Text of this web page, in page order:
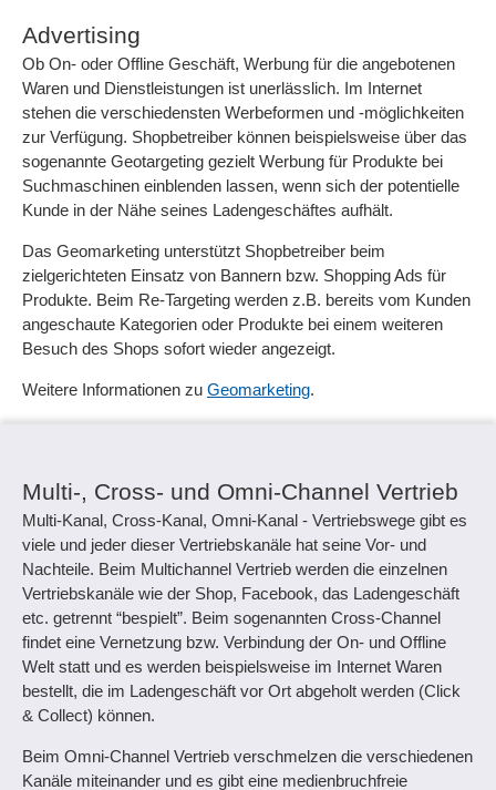
Advertising
Ob On- oder Offline Geschäft, Werbung für die angebotenen
Waren und Dienstleistungen ist unerlässlich. Im Internet
stehen die verschiedensten Werbeformen und -möglichkeiten
zur Verfügung. Shopbetreiber können beispielsweise über das
sogenannte Geotargeting gezielt Werbung für Produkte bei
Suchmaschinen einblenden lassen, wenn sich der potentielle
Kunde in der Nähe seines Ladengeschäftes aufhält.
Das Geomarketing unterstützt Shopbetreiber beim
zielgerichteten Einsatz von Bannern bzw. Shopping Ads für
Produkte. Beim Re-Targeting werden z.B. bereits vom Kunden
angeschaute Kategorien oder Produkte bei einem weiteren
Besuch des Shops sofort wieder angezeigt.
Weitere Informationen zu Geomarketing.
Multi-, Cross- und Omni-Channel Vertrieb
Multi-Kanal, Cross-Kanal, Omni-Kanal - Vertriebswege gibt es
viele und jeder dieser Vertriebskanäle hat seine Vor- und
Nachteile. Beim Multichannel Vertrieb werden die einzelnen
Vertriebskanäle wie der Shop, Facebook, das Ladengeschäft
etc. getrennt “bespielt”. Beim sogenannten Cross-Channel
findet eine Vernetzung bzw. Verbindung der On- und Offline
Welt statt und es werden beispielsweise im Internet Waren
bestellt, die im Ladengeschäft vor Ort abgeholt werden (Click
& Collect) können.
Beim Omni-Channel Vertrieb verschmelzen die verschiedenen
Kanäle miteinander und es gibt eine medienbruchfreie